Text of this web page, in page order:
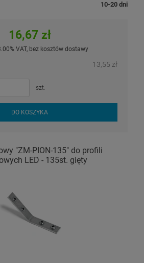
10-20 dni
16,67 zł
VAT, bez kosztów dostawy
13,55 zł
szt.
DO KOSZYKA
"ZM-PION-135" do profili
LED - 135st. gięty